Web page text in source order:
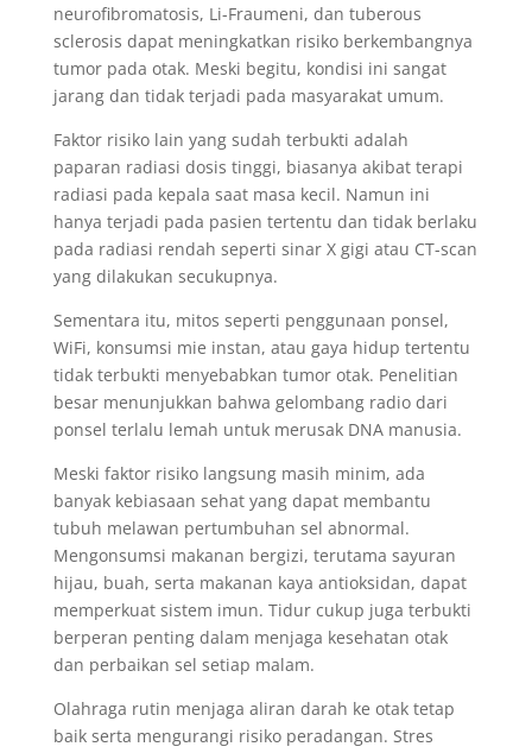
neurofibromatosis, Li-Fraumeni, dan tuberous
sclerosis dapat meningkatkan risiko berkembangnya
tumor pada otak. Meski begitu, kondisi ini sangat
jarang dan tidak terjadi pada masyarakat umum.
Faktor risiko lain yang sudah terbukti adalah
paparan radiasi dosis tinggi, biasanya akibat terapi
radiasi pada kepala saat masa kecil. Namun ini
hanya terjadi pada pasien tertentu dan tidak berlaku
pada radiasi rendah seperti sinar X gigi atau CT-scan
yang dilakukan secukupnya.
Sementara itu, mitos seperti penggunaan ponsel,
WiFi, konsumsi mie instan, atau gaya hidup tertentu
tidak terbukti menyebabkan tumor otak. Penelitian
besar menunjukkan bahwa gelombang radio dari
ponsel terlalu lemah untuk merusak DNA manusia.
Meski faktor risiko langsung masih minim, ada
banyak kebiasaan sehat yang dapat membantu
tubuh melawan pertumbuhan sel abnormal.
Mengonsumsi makanan bergizi, terutama sayuran
hijau, buah, serta makanan kaya antioksidan, dapat
memperkuat sistem imun. Tidur cukup juga terbukti
berperan penting dalam menjaga kesehatan otak
dan perbaikan sel setiap malam.
Olahraga rutin menjaga aliran darah ke otak tetap
baik serta mengurangi risiko peradangan. Stres